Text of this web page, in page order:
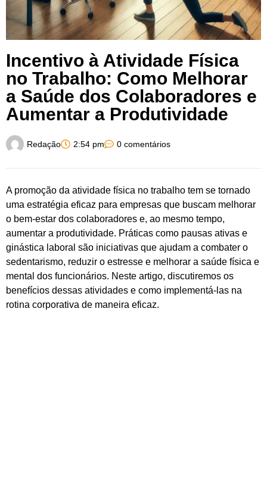
Incentivo à Atividade Física
no Trabalho: Como Melhorar
a Saúde dos Colaboradores e
Aumentar a Produtividade
Redação 2:54 pm 0 comentários
A promoção da atividade física no trabalho tem se tornado
uma estratégia eficaz para empresas que buscam melhorar
o bem-estar dos colaboradores e, ao mesmo tempo,
aumentar a produtividade. Práticas como pausas ativas e
ginástica laboral são iniciativas que ajudam a combater o
sedentarismo, reduzir o estresse e melhorar a saúde física e
mental dos funcionários. Neste artigo, discutiremos os
benefícios dessas atividades e como implementá-las na
rotina corporativa de maneira eficaz.